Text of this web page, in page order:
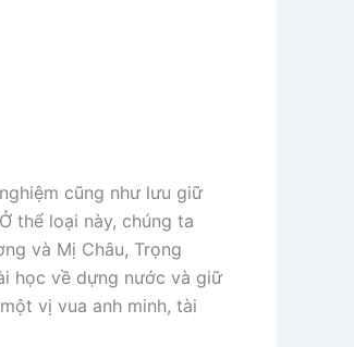
cũng như lưu giữ
thể loại này, chúng ta
và Mị Châu, Trọng
học về dựng nước và giữ
vị vua anh minh, tài